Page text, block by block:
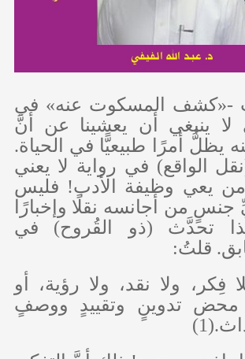
ب -«كشف المسكوت عنه» في
لا ينبغي أن يعشينا عن أنَّ
يظلُّ أمرًا طبيعيًّا في الحياة.
الواقع) في رواية لا يعني
من يعي وظيفة الأدب! فليس
جنسٍ من أجانسه نقلًا وإخبارًا
تحدَّث (ذو القُروح) في
قلتُ:
فِكر، ولا نقد، ولا رؤية، أو
محض تدوينٍ وتقييدٍ ووصفٍ